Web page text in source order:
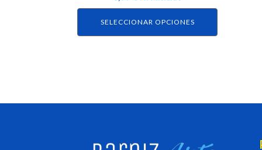
SELECCIONAR OPCIONES
página
producto